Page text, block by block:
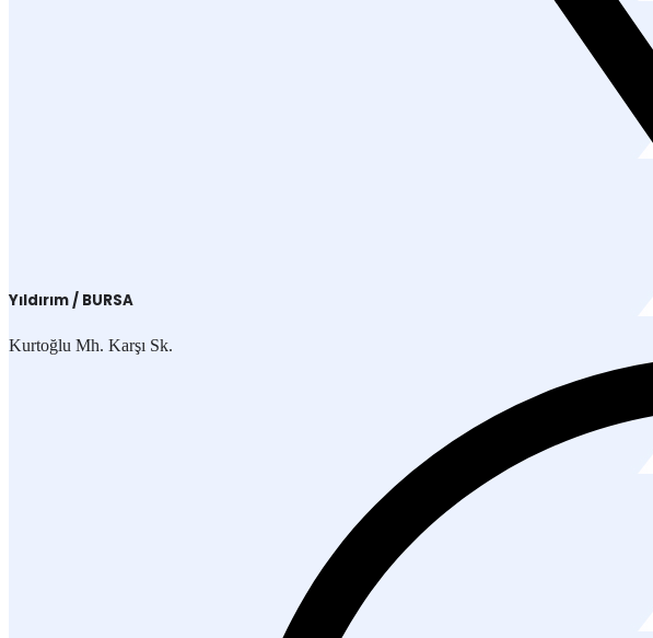
Yıldırım / BURSA
Kurtoğlu Mh. Karşı Sk.